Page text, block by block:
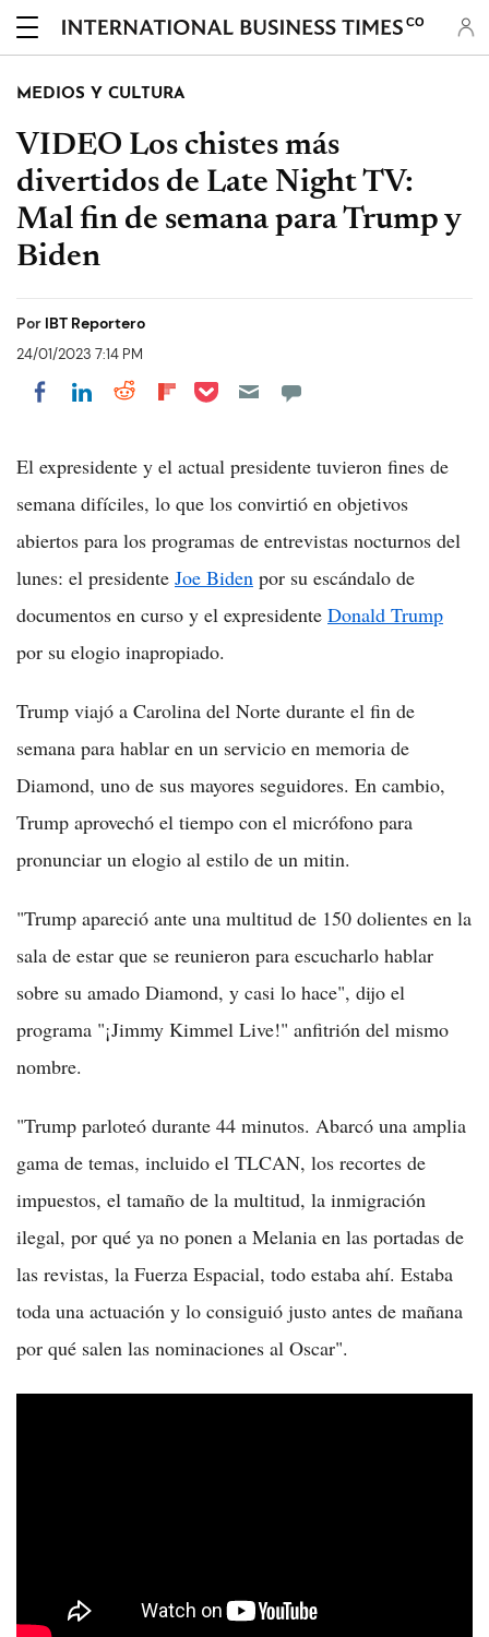
CO
MEDIOS Y CULTURA
VIDEO Los chistes más
divertidos de Late Night TV:
Mal fin de semana para Trump y
Biden
Por IBT Reportero
24/01/2023 7:14 PM
Share on Facebook
Share on LinkedIn
Share on Reddit
Share on Flipboard
Share on Pocket
El expresidente y el actual presidente tuvieron fines de
semana difíciles, lo que los convirtió en objetivos
abiertos para los programas de entrevistas nocturnos del
lunes: el presidente Joe Biden por su escándalo de
documentos en curso y el expresidente Donald Trump
por su elogio inapropiado.
Trump viajó a Carolina del Norte durante el fin de
semana para hablar en un servicio en memoria de
Diamond, uno de sus mayores seguidores. En cambio,
Trump aprovechó el tiempo con el micrófono para
pronunciar un elogio al estilo de un mitin.
"Trump apareció ante una multitud de 150 dolientes en la
sala de estar que se reunieron para escucharlo hablar
sobre su amado Diamond, y casi lo hace", dijo el
programa "¡Jimmy Kimmel Live!" anfitrión del mismo
nombre.
"Trump parloteó durante 44 minutos. Abarcó una amplia
gama de temas, incluido el TLCAN, los recortes de
impuestos, el tamaño de la multitud, la inmigración
ilegal, por qué ya no ponen a Melania en las portadas de
las revistas, la Fuerza Espacial, todo estaba ahí. Estaba
toda una actuación y lo consiguió justo antes de mañana
por qué salen las nominaciones al Oscar".